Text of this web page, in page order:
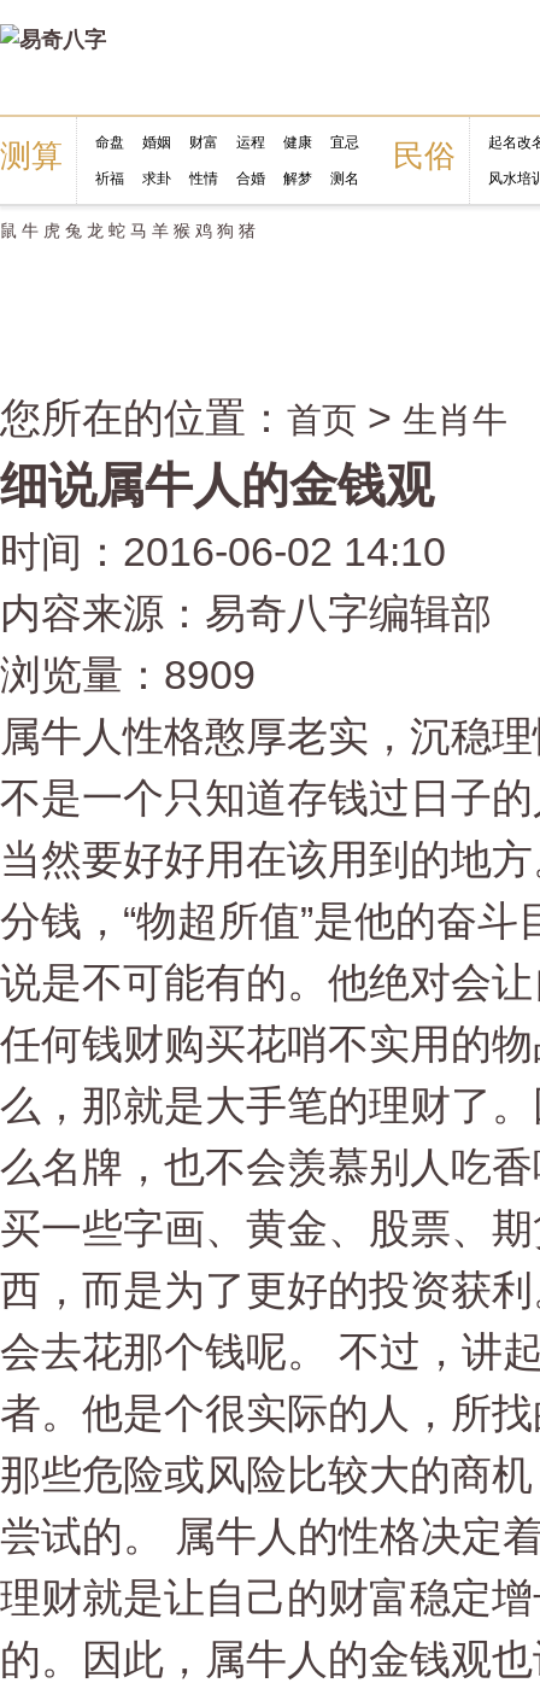
测算 命盘 婚姻 财富 运程 健康 宜忌
祈福 求卦 性情 合婚 解梦 测名
民俗 起名改
风水培
鼠 牛 虎 兔 龙 蛇 马 羊 猴 鸡 狗 猪
您所在的位置： 首页 > 生肖牛
细说属牛人的金钱观
时间：2016-06-02 14:10
内容来源：易奇八字编辑部
浏览量：8909
属牛人性格憨厚老实，沉稳
不是一个只知道存钱过日子
当然要好好用在该用到的地
分钱，“物超所值”是他的奋
说是不可能有的。他绝对会
任何钱财购买花哨不实用的
么，那就是大手笔的理财了
么名牌，也不会羡慕别人吃
买一些字画、黄金、股票、
西，而是为了更好的投资获
会去花那个钱呢。 不过，讲
者。他是个很实际的人，所
那些危险或风险比较大的商
尝试的。 属牛人的性格决定
理财就是让自己的财富稳定
的。因此，属牛人的金钱观